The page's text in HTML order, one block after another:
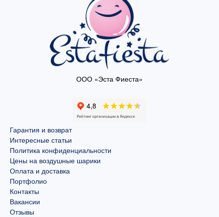
ООО «Эста Фиеста»
Гарантия и возврат
Интересные статьи
Политика конфиденциальности
Цены на воздушные шарики
Оплата и доставка
Портфолио
Контакты
Вакансии
Отзывы